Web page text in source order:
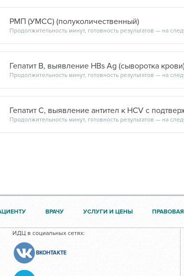
РМП (УМСС) (полуколичественный)
ВРАЧУ УСЛУГИ И ЦЕНЫ
ИДЦ в социальных сетях:
ВКОНТАКТЕ